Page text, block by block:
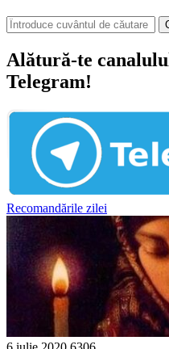
Alătură-te
Telegram!
Recomandările zilei